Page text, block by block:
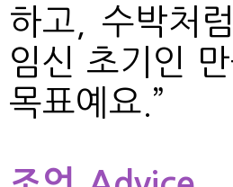
하고, 수박처
임신 초기인
목표예요.”